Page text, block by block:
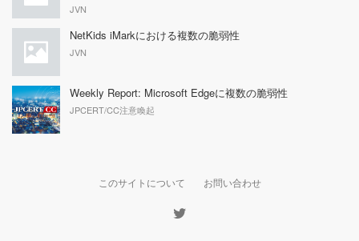
JVN
NetKids iMarkにおける複数の脆弱性
JVN
Weekly Report: Microsoft Edgeに複数の脆弱性
JPCERT/CC注意喚起
このサイトについて お問い合わせ